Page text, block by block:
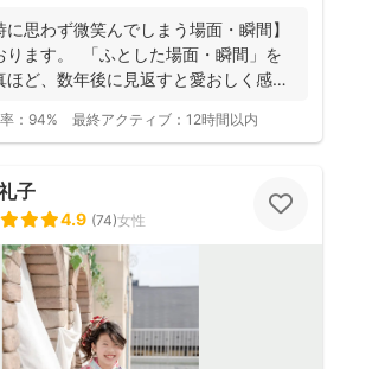
に思わず微笑んでしまう場面・瞬間】
ります。 ⁡ 「ふとした場面・瞬間」を
ほど、数年後に見返すと愛おしく感じ
： 94% 最終アクティブ： 12時間以内
子
4.9 (74)女性